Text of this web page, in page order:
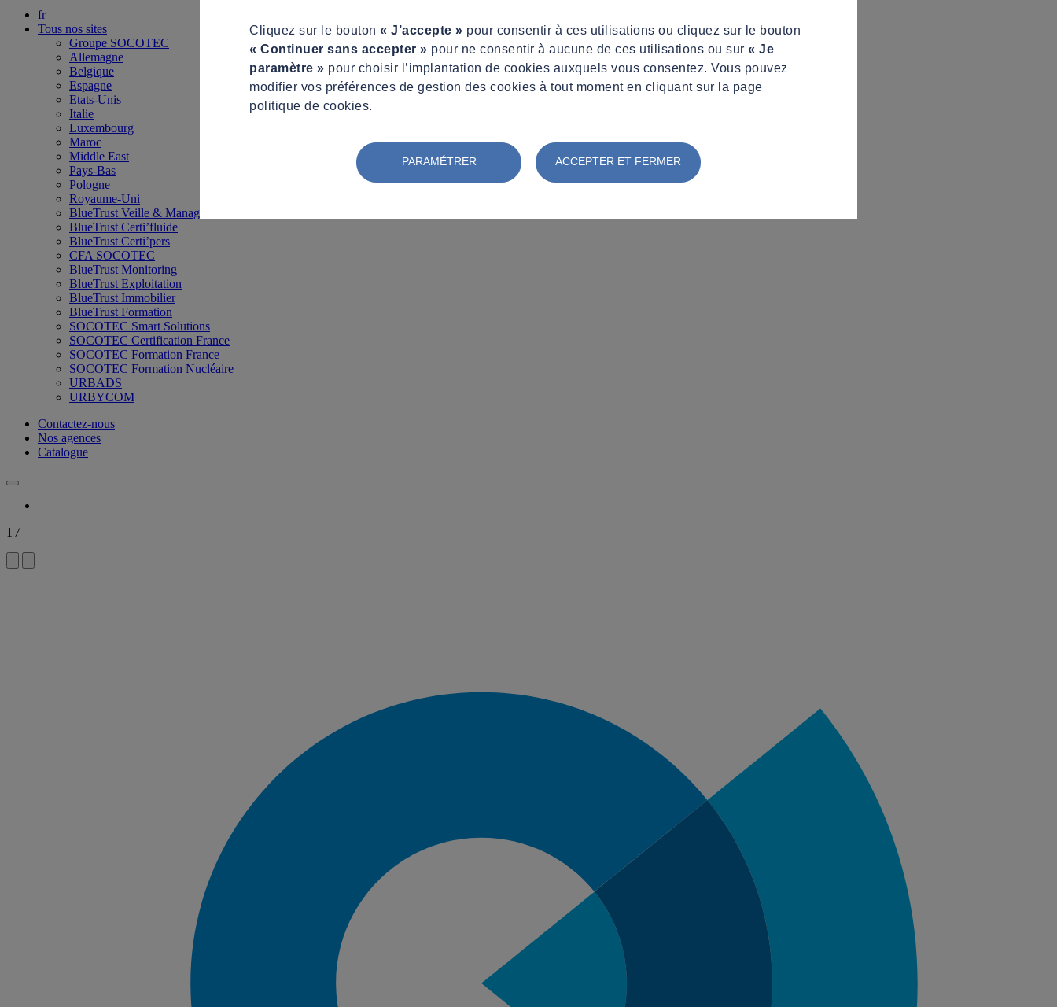
fr
Tous nos sites
Groupe SOCOTEC
Allemagne
Belgique
Espagne
Etats-Unis
Italie
Luxembourg
Maroc
Middle East
Pays-Bas
Pologne
Royaume-Uni
BlueTrust Veille & Management
BlueTrust Certi’fluide
BlueTrust Certi’pers
CFA SOCOTEC
BlueTrust Monitoring
BlueTrust Exploitation
BlueTrust Immobilier
BlueTrust Formation
SOCOTEC Smart Solutions
SOCOTEC Certification France
SOCOTEC Formation France
SOCOTEC Formation Nucléaire
URBADS
URBYCOM
Contactez-nous
Nos agences
Catalogue
1 /
Cliquez sur le bouton « J’accepte » pour consentir à ces utilisations ou cliquez sur le bouton
« Continuer sans accepter » pour ne consentir à aucune de ces utilisations ou sur « Je
paramètre » pour choisir l’implantation de cookies auxquels vous consentez. Vous pouvez
modifier vos préférences de gestion des cookies à tout moment en cliquant sur la page
politique de cookies.
PARAMÉTRER ACCEPTER ET FERMER